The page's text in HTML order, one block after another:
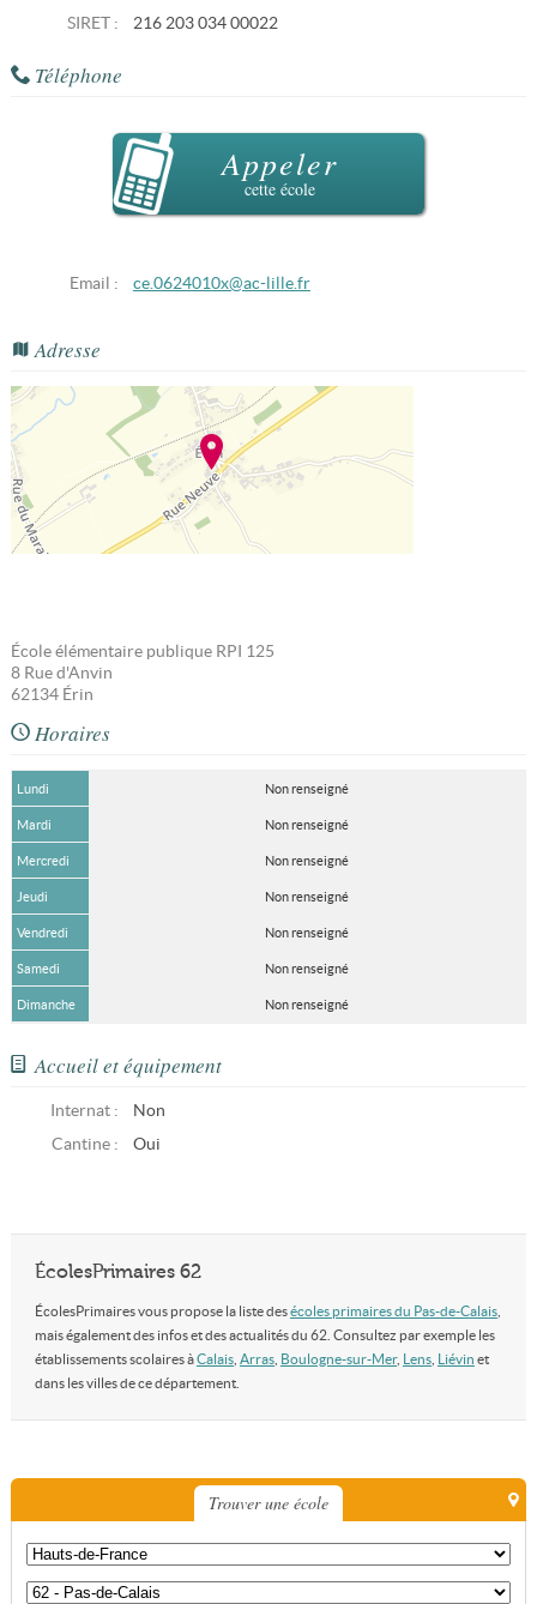
SIRET :
216 203 034 00022
Téléphone
Appeler
cette école
Email : ce.0624010x@ac-lille.fr
Adresse
École élémentaire publique RPI 125
8 Rue d'Anvin
62134 Érin
Horaires
Lundi Non renseigné
Mardi Non renseigné
Mercredi Non renseigné
Jeudi Non renseigné
Vendredi Non renseigné
Samedi Non renseigné
Dimanche Non renseigné
Accueil et équipement
Internat :
Non
Cantine :
Oui
ÉcolesPrimaires 62
ÉcolesPrimaires vous propose la liste desécoles primaires du Pas-de-Calais,
mais également des infos et des actualités du 62. Consultez par exemple les
établissements scolaires àCalais, Arras, Boulogne-sur-Mer, Lens, Liévin et
dans les villes de ce département.
Trouver une école